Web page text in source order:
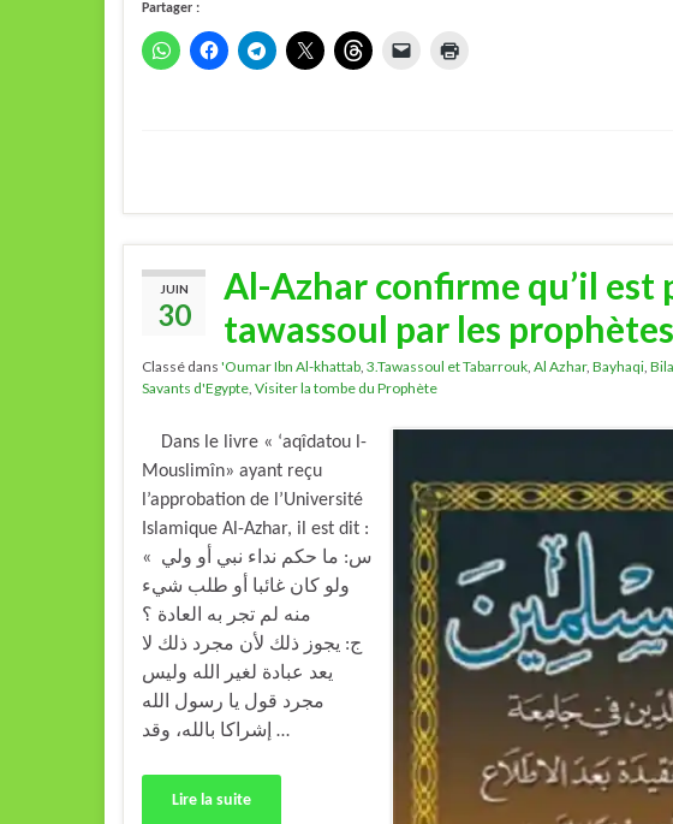
Partager :
JUIN
30
Al-Azhar confirme qu’il est
tawassoul par les
Classé dans 'Oumar Ibn Al-khattab 3.Tawassoul et Tabarrouk Al Azhar, Bayhaqi
Savants d'Egypte Visiter la tombe du Prophète
Dans le livre « ‘aqîdatou l-
Mouslimîn» ayant reçu
l’approbation de l’Université
Islamique Al-Azhar, il est dit :
« س: ما حكم نداء نبي أو ولي
ولو كان غائبا أو طلب شيء
منه لم تجر به العادة ؟
ج: يجوز ذلك لأن مجرد ذلك لا
يعد عبادة لغير الله وليس
مجرد قول يا رسول الله
إشراكا بالله، وقد …
Lire la suite